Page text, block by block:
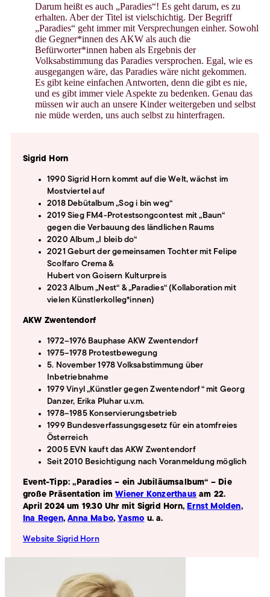
Darum heißt es auch „Paradies“! Es geht darum, es zu
erhalten. Aber der Titel ist vielschichtig. Der Begriff
„Paradies“ geht immer mit Versprechungen einher. Sowohl
die Gegner*innen des AKW als auch die
Befürworter*innen haben als Ergebnis der
Volksabstimmung das Paradies versprochen. Egal, wie es
ausgegangen wäre, das Paradies wäre nicht gekommen.
Es gibt keine einfachen Antworten, denn die gibt es nie,
und es gibt immer viele Aspekte zu bedenken. Genau das
müssen wir auch an unsere Kinder weitergeben und selbst
nie müde werden, uns auch selbst zu hinterfragen.
Sigrid Horn
1990 Sigrid Horn kommt auf die Welt, wächst im
Mostviertel auf
2018 Debütalbum „Sog i bin weg“
2019 Sieg FM4-Protestsongcontest mit „Baun“
gegen die Verbauung des ländlichen Raums
2020 Album „I bleib do“
2021 Geburt der gemeinsamen Tochter mit Felipe
Scolfaro Crema &
Hubert von Goisern Kulturpreis
2023 Album „Nest“ & „Paradies“ (Kollaboration mit
vielen Künstlerkolleg*innen)
AKW Zwentendorf
1972–1976 Bauphase AKW Zwentendorf
1975–1978 Protestbewegung
5. November 1978 Volksabstimmung über
Inbetriebnahme
1979 Vinyl „Künstler gegen Zwentendorf“ mit Georg
Danzer, Erika Pluhar u.v.m.
1978–1985 Konservierungsbetrieb
1999 Bundesverfassungsgesetz für ein atomfreies
Österreich
2005 EVN kauft das AKW Zwentendorf
Seit 2010 Besichtigung nach Voranmeldung möglich
Event-Tipp: „Paradies – ein Jubiläumsalbum“ – Die
große Präsentation imWiener Konzerthausam 22.
April 2024 um 19.30 Uhr mit Sigrid Horn, Ernst Molden,
Ina Regen,Anna Mabo,Yasmo u. a.
Website Sigrid Horn